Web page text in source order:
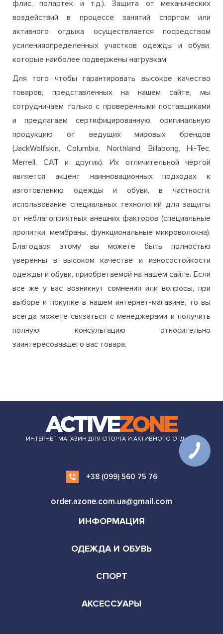
флис, полартек и т.д.). Защита от механических
воздействий в процессе занятий спортом или
активного отдыха осуществляется посредством
усиленияопределенных участков одежды и обуви,
которые наиболее подвержены нагрузкам.
Для того чтобы гарантировать высокое качество
товаров, представленных на нашем сайте, мы
сотрудничаем только с проверенными поставщиками
и предлагаем сертифицированную, оригинальную
продукцию от ведущих мировых брендов
(JackWolfskin, Columbia, Northland, Billabong, Hi-Tec,
Merrell, CAT и других). Их отличительной чертой
является акцент наинновационных подходах к
изготовлению одежды и обуви, в частности,
использование специальных технологий для защиты
от неблагоприятных внешних факторов (специальные
пропитки, мембраны, функциональные микроволокна).
Благодаря этому вы можете быть полностью
уверенны в высоком качестве и износостойкости
одежды и обуви, приобретаемой на нашем сайте. Если
все же у вас возникнут сомнения или вопросы, при
выборе и покупке в нашем интернет-магазине, то вы
всегда можете связаться с менеджерами и получить
полную консультацию относительно
заинтересовавшего вас товара.
ИНТЕРНЕТ МАГАЗИН ДЛЯ СПОРТА И АКТИВНОГО ОТДЫХА
+38 (099) 560 75 76
order.azone.com.ua@gmail.com
ИНФОРМАЦИЯ
ОДЕЖДА И ОБУВЬ
СПОРТ
АКСЕССУАРЫ